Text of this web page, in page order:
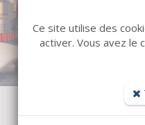
€
Ce site utilise des
activer. Vous avez le